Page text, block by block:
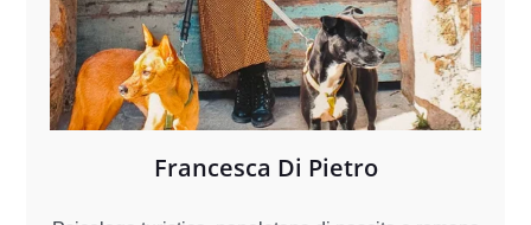
Francesca Di Pietro